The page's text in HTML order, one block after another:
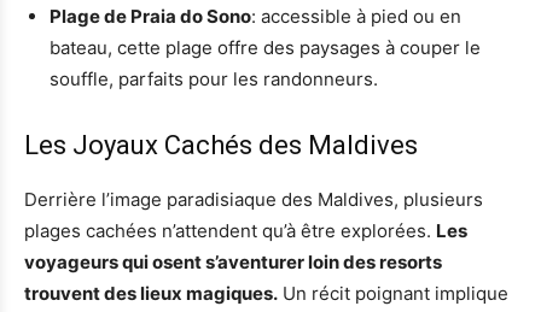
Plage de Praia do Sono: accessible à pied ou en
bateau, cette plage offre des paysages à couper le
souffle, parfaits pour les randonneurs.
Les Joyaux Cachés des Maldives
Derrière l’image paradisiaque des Maldives, plusieurs
plages cachées n’attendent qu’à être explorées. Les
voyageurs qui osent s’aventurer loin des resorts
trouvent des lieux magiques. Un récit poignant implique